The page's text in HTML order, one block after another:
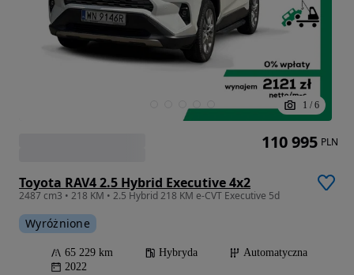
1 / 6
Toyota RAV4 2.5 Hybrid Executive 4x2
2487 cm3 • 218 KM • 2.5 Hybrid 218 KM e‑CVT Executive 5d
Wyróżnione
65 229 km Hybryda
Automatyczna
2022
110 995 PLN